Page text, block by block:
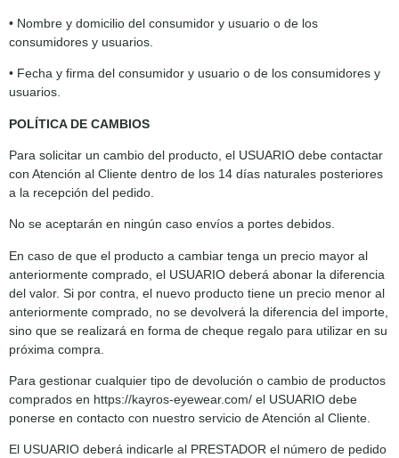
• Nombre y domicilio del consumidor y usuario o de los
consumidores y usuarios.
• Fecha y firma del consumidor y usuario o de los consumidores y
usuarios.
POLÍTICA DE CAMBIOS
Para solicitar un cambio del producto, el USUARIO debe contactar
con Atención al Cliente dentro de los 14 días naturales posteriores
a la recepción del pedido.
No se aceptarán en ningún caso envíos a portes debidos.
En caso de que el producto a cambiar tenga un precio mayor al
anteriormente comprado, el USUARIO deberá abonar la diferencia
del valor. Si por contra, el nuevo producto tiene un precio menor al
anteriormente comprado, no se devolverá la diferencia del importe,
sino que se realizará en forma de cheque regalo para utilizar en su
próxima compra.
Para gestionar cualquier tipo de devolución o cambio de productos
comprados en https://kayros-eyewear.com/ el USUARIO debe
ponerse en contacto con nuestro servicio de Atención al Cliente.
El USUARIO deberá indicarle al PRESTADOR el número de pedido